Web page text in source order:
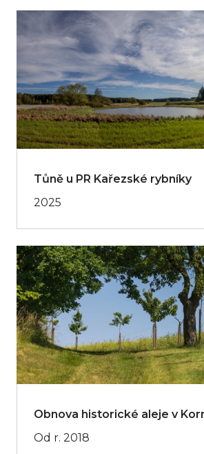
Tůně u PR Kařezské rybníky
2025
Obnova historické aleje v
Od r. 2018